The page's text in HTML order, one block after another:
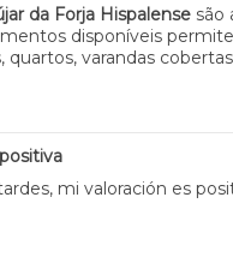
da Forja Hispalense são
disponíveis
varandas
mi valoración es